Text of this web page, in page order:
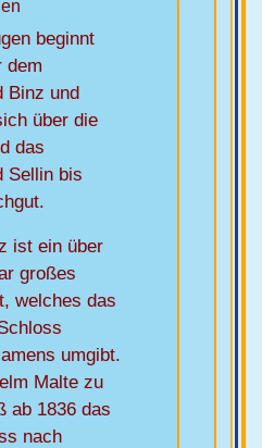
beginnt
dem
Binz und
über die
das
Sellin bis
ist ein über
großes
welches das
umgibt.
Malte zu
ab 1836 das
nach